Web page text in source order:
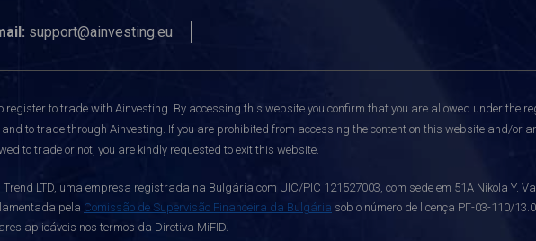
support@ainvesting.eu
register to trade with Ainvesting. By accessing this website you confirm that you are allowed under the
to trade through Ainvesting. If you are prohibited from accessing the content on this website and/or
to trade or not, you are kindly requested to exit this website.
LTD, uma empresa registrada na Bulgária com UIC/PIC 121527003, com sede em 51A Nikola Y.
pela Comissão de Supervisão Financeira da Bulgária sob o número de licença РГ-03-110/
aplicáveis nos termos da Diretiva MiFID.